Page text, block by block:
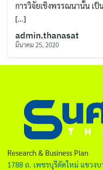
ค้นหา
สำหรับ:
การวิจัยเชิงพรรณนานั้น เ
[…]
admin.thanasat
มีนาคม 25, 2020
Research & Business Plan
1788 ถ. เพชรบุรีตัดใหม่ แขวง